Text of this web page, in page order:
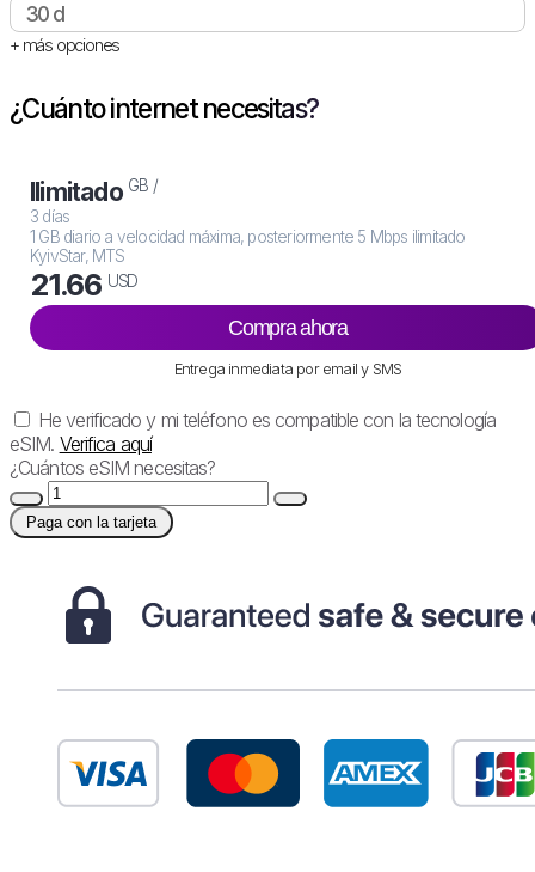
30 d
+ más opciones
¿Cuánto internet necesitas?
Ilimitado GB /
3 días
1 GB diario a velocidad máxima, posteriormente 5 Mbps ilimitado
KyivStar, MTS
21.66 USD
Compra ahora
Entrega inmediata por email y SMS
He verificado y mi teléfono es compatible con la tecnología
eSIM. Verifica aquí
¿Cuántos eSIM necesitas?
Paga con la tarjeta